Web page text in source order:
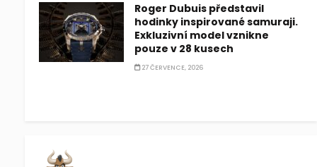
Roger Dubuis představil
hodinky inspirované samuraji.
Exkluzivní model vznikne
pouze v 28 kusech
27 ČERVENCE, 2026